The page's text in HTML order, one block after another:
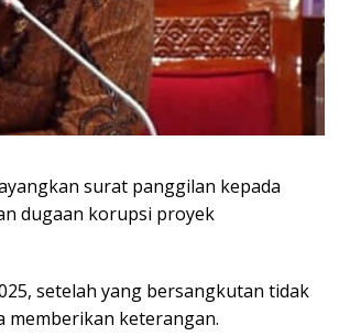
surat panggilan kepada
dugaan korupsi proyek
setelah yang bersangkutan tidak
memberikan keterangan.